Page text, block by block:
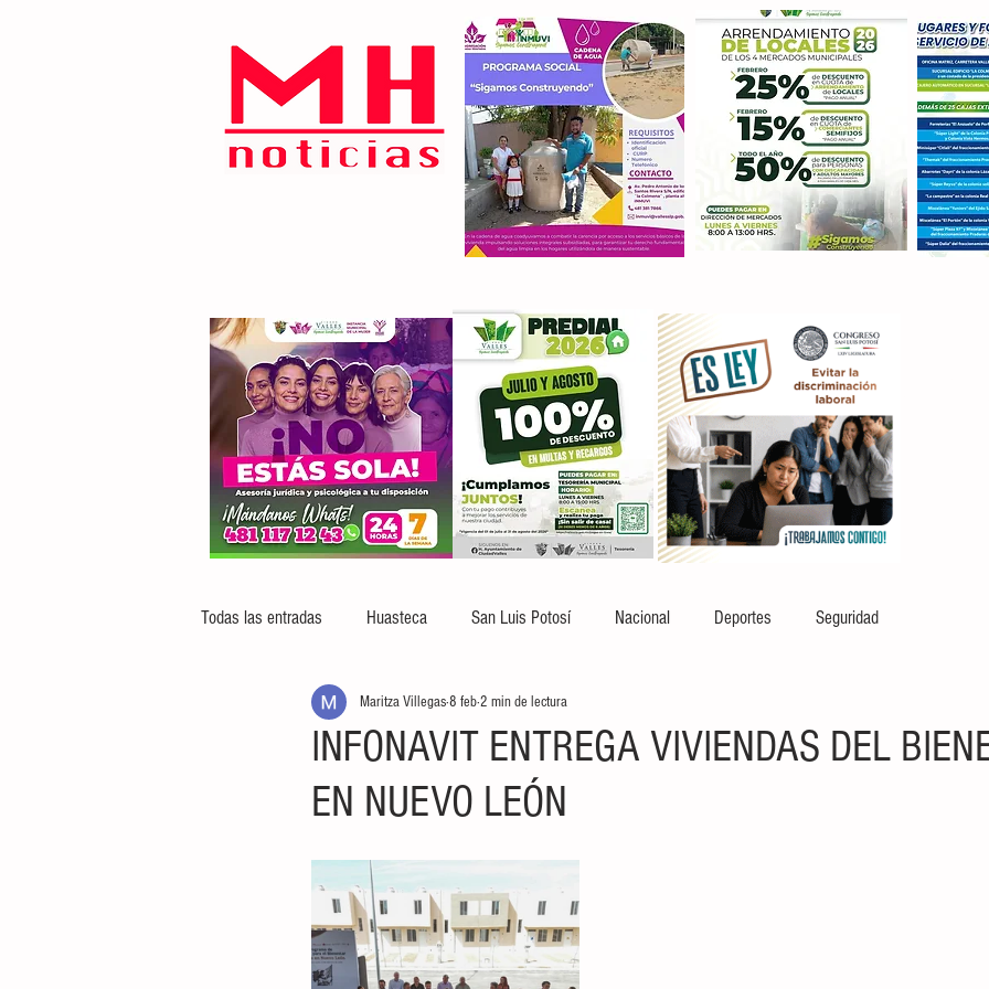
Todas las entradas Huasteca San Luis Potosí Nacional Deportes Seguridad
INFONAVIT ENTREGA VIVIENDAS DEL
EN NUEVO LEÓN
Maritza Villegas8 feb2 min de lectura